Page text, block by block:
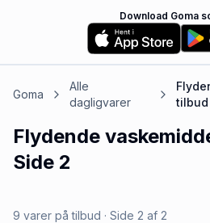
Download Goma
Goma
Alle
dagligvarer
tilbud
Flydende
Side 2
9 varer på tilbud · Side 2 af 2